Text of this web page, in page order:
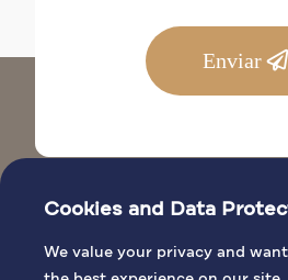
Cookies and Data
We value your privacy and
Enviar